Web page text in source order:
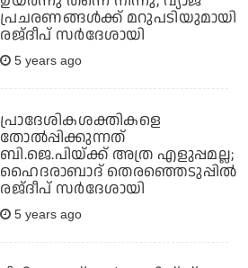
പ്രചരണങ്ങൾക്ക് മറുപടിയുമായി
രജ്ദീപ് സർദേശായി
5 years ago
പ്രാദേശികശക്തികളെ
തോല്‍പ്പിക്കുന്നത്
ബി.ജെ.പിയ്ക്ക് അത്ര എളുപ്പമല്ല;
ഹൈദരാബാദ് തെരഞ്ഞെടുപ്പില്‍
രജ്ദീപ് സര്‍ദേശായി
5 years ago